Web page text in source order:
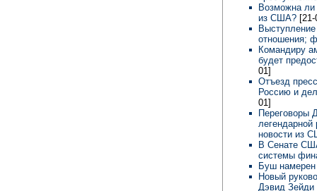
Возможна ли
из США?
отношения;
Командиру
будет
01]
Отъезд
Россию и
01]
Переговоры
новости из
В Сенате
системы
Буш
Новый
Дэвид Зейди